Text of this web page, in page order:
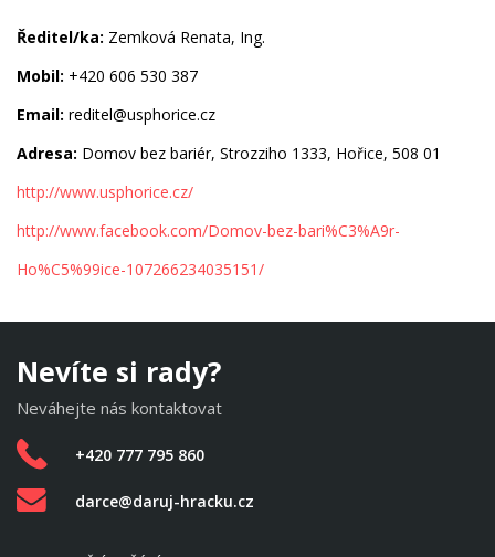
Ředitel/ka: Zemková Renata, Ing.
Mobil: +420 606 530 387
Email: reditel@usphorice.cz
Adresa: Domov bez bariér, Strozziho 1333, Hořice, 508 01
http://www.usphorice.cz/
http://www.facebook.com/Domov-bez-bari%C3%A9r-
Ho%C5%99ice-107266234035151/
Nevíte si rady?
Neváhejte nás kontaktovat
+420 777 795 860
darce@daruj-hracku.cz